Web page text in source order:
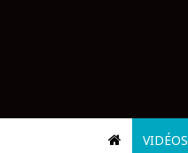
VIDÉOS